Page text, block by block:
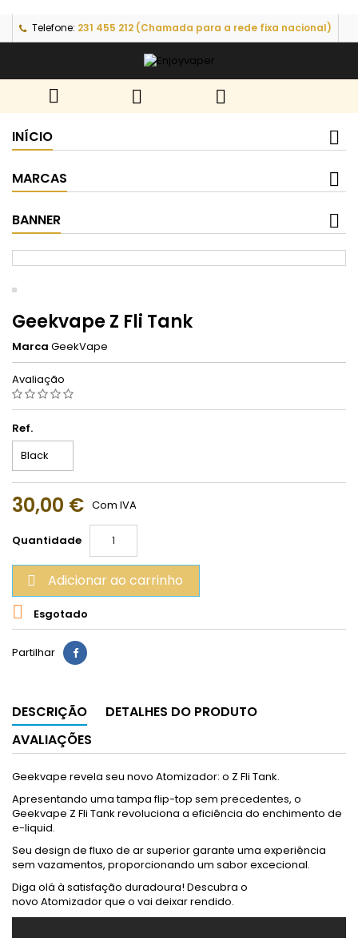
Telefone: 231 455 212 (Chamada para a rede fixa nacional)
  
INÍCIO
MARCAS
BANNER
Geekvape Z Fli Tank
Marca GeekVape
Avaliação
Ref.
30,00 € Com IVA
Quantidade
 Adicionar ao carrinho
 Esgotado
Partilhar
DESCRIÇÃO
DETALHES DO PRODUTO
AVALIAÇÕES
Geekvape revela seu novo Atomizador: o Z Fli Tank.
Apresentando uma tampa flip-top sem precedentes, o
Geekvape Z Fli Tank revoluciona a eficiência do enchimento de
e-liquid.
Seu design de fluxo de ar superior garante uma experiência
sem vazamentos, proporcionando um sabor excecional.
Diga olá à satisfação duradoura! Descubra o
novo Atomizador que o vai deixar rendido.